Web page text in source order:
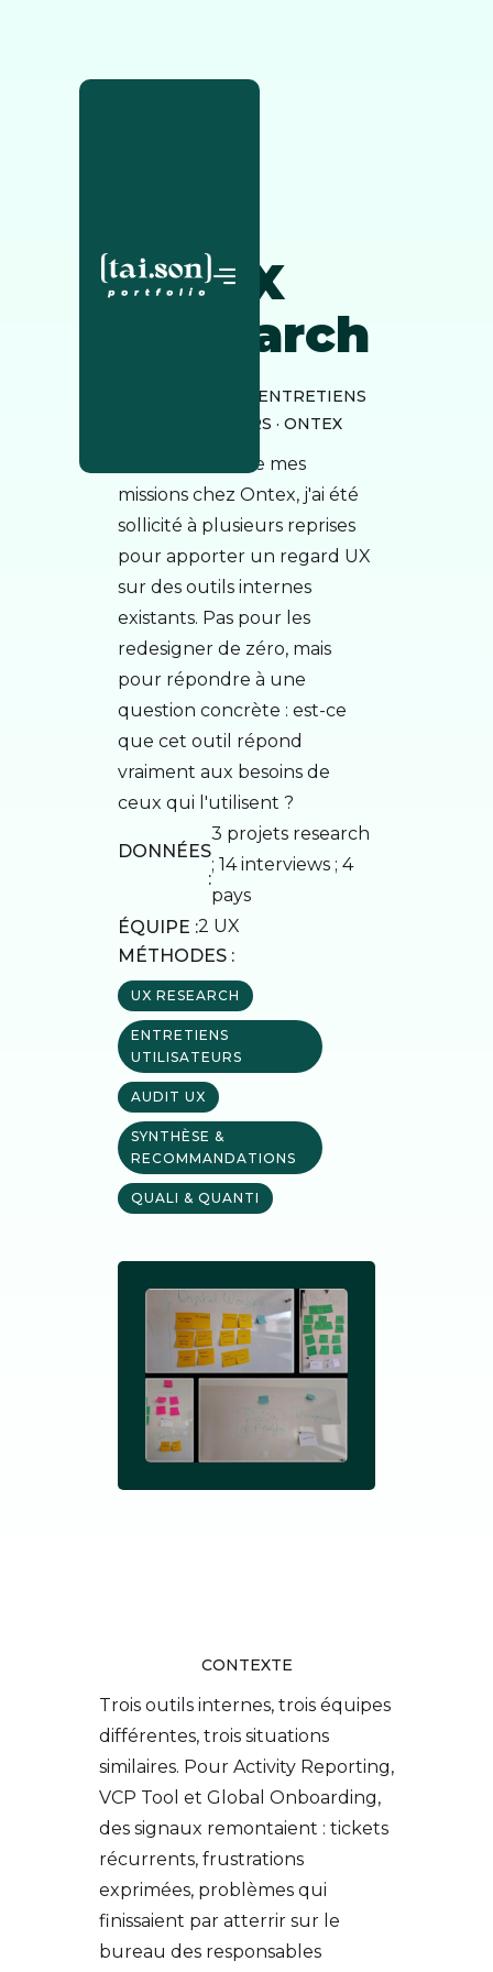
UX
Research
UX RESEARCH · ENTRETIENS
UTILISATEURS · ONTEX
Dans le cadre de mes
missions chez Ontex, j'ai été
sollicité à plusieurs reprises
pour apporter un regard UX
sur des outils internes
existants. Pas pour les
redesigner de zéro, mais
pour répondre à une
question concrète : est-ce
que cet outil répond
vraiment aux besoins de
ceux qui l'utilisent ?
DONNÉES
:
3 projets research
; 14 interviews ; 4
pays
ÉQUIPE :2 UX
MÉTHODES :
UX RESEARCH
ENTRETIENS
UTILISATEURS
AUDIT UX
SYNTHÈSE &
RECOMMANDATIONS
QUALI & QUANTI
CONTEXTE
Trois outils internes, trois équipes
différentes, trois situations
similaires. Pour Activity Reporting,
VCP Tool et Global Onboarding,
des signaux remontaient : tickets
récurrents, frustrations
exprimées, problèmes qui
finissaient par atterrir sur le
bureau des responsables